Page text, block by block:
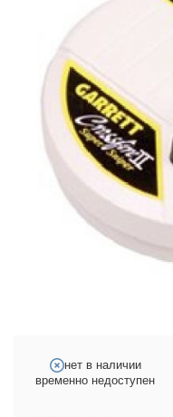
нет в наличии
временно недоступен